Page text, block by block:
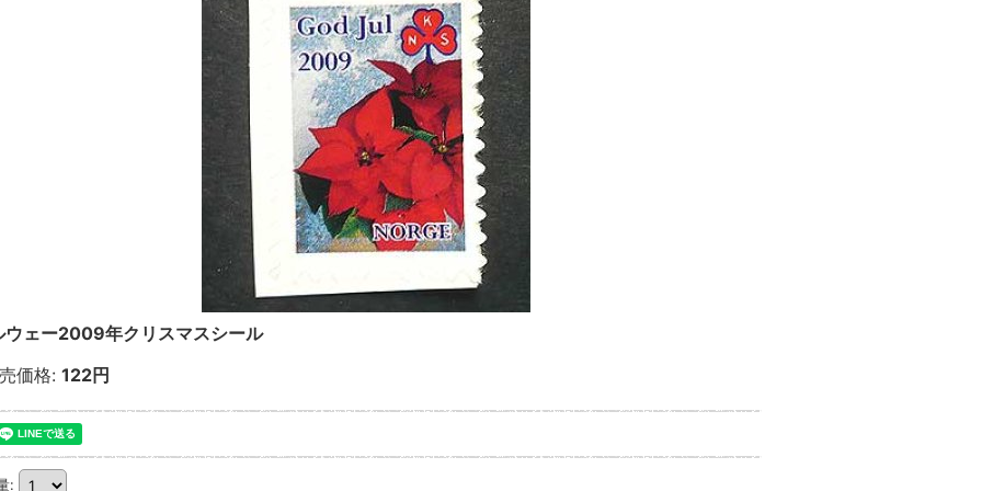
ウェー2009年クリスマスシール
価格: 122円
: